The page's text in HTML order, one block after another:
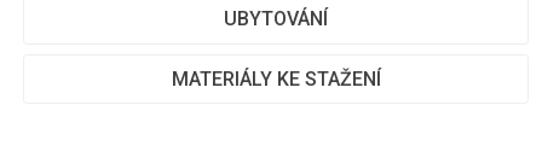
UBYTOVÁNÍ
MATERIÁLY KE STAŽENÍ